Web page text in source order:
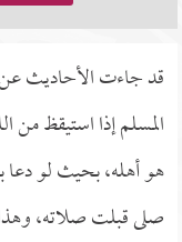
قد جاءت الأحاديث عن
المسلم إذا استيقظ من
هو أهله، بحيث لو
صلى قبلت صلاته،